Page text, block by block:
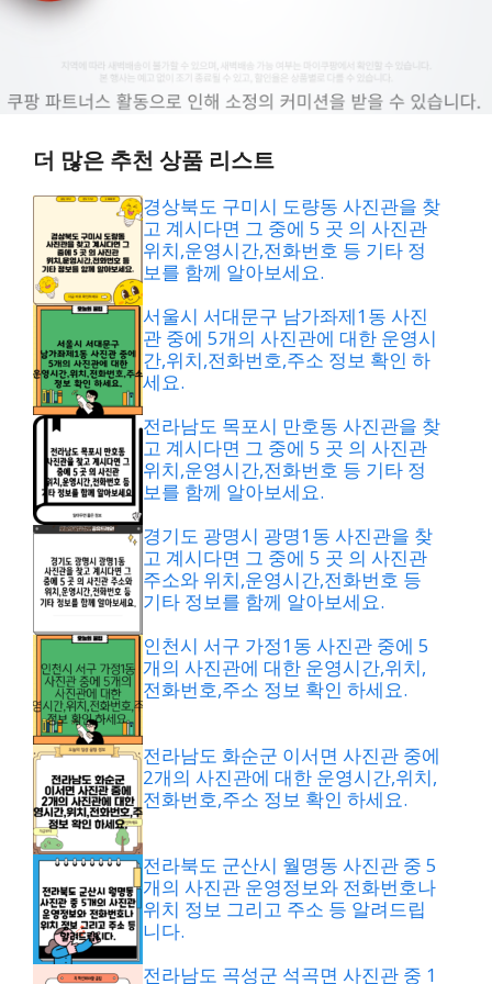
더 많은 추천 상품 리스트
경상북도 구미시 도량동 사진관을 찾
고 계시다면 그 중에 5 곳 의 사진관
위치,운영시간,전화번호 등 기타 정
보를 함께 알아보세요.
서울시 서대문구 남가좌제1동 사진
관 중에 5개의 사진관에 대한 운영시
간,위치,전화번호,주소 정보 확인 하
세요.
전라남도 목포시 만호동 사진관을 찾
고 계시다면 그 중에 5 곳 의 사진관
위치,운영시간,전화번호 등 기타 정
보를 함께 알아보세요.
경기도 광명시 광명1동 사진관을 찾
고 계시다면 그 중에 5 곳 의 사진관
주소와 위치,운영시간,전화번호 등
기타 정보를 함께 알아보세요.
인천시 서구 가정1동 사진관 중에 5
개의 사진관에 대한 운영시간,위치,
전화번호,주소 정보 확인 하세요.
전라남도 화순군 이서면 사진관 중에
2개의 사진관에 대한 운영시간,위치,
전화번호,주소 정보 확인 하세요.
전라북도 군산시 월명동 사진관 중 5
개의 사진관 운영정보와 전화번호나
위치 정보 그리고 주소 등 알려드립
니다.
전라남도 곡성군 석곡면 사진관 중 1